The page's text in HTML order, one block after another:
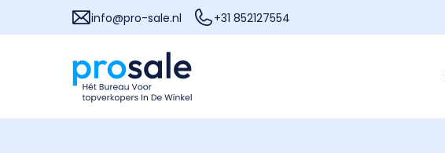
info@pro-sale.nl +31 852127554